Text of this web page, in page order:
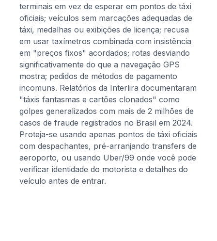
terminais em vez de esperar em pontos de táxi
oficiais; veículos sem marcações adequadas de
táxi, medalhas ou exibições de licença; recusa
em usar taxímetros combinada com insistência
em "preços fixos" acordados; rotas desviando
significativamente do que a navegação GPS
mostra; pedidos de métodos de pagamento
incomuns. Relatórios da Interlira documentaram
"táxis fantasmas e cartões clonados" como
golpes generalizados com mais de 2 milhões de
casos de fraude registrados no Brasil em 2024.
Proteja-se usando apenas pontos de táxi oficiais
com despachantes, pré-arranjando transfers de
aeroporto, ou usando Uber/99 onde você pode
verificar identidade do motorista e detalhes do
veículo antes de entrar.